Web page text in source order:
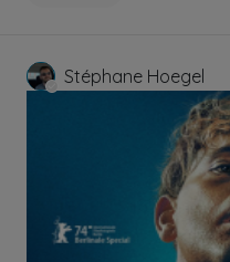
Stéphane Hoegel